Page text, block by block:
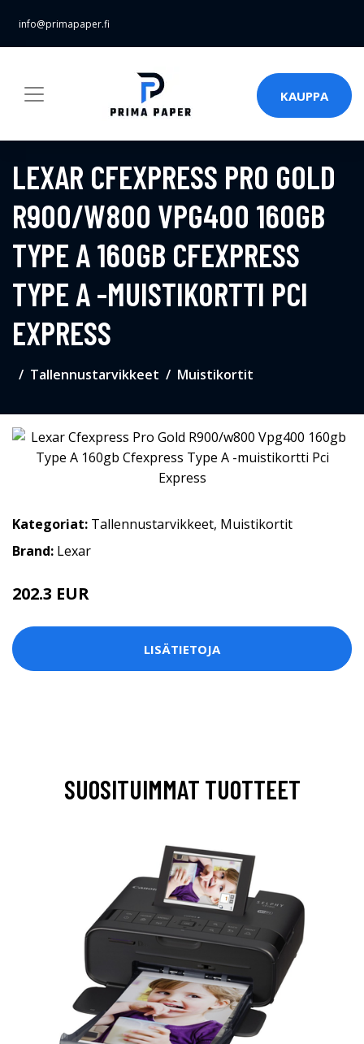
info@primapaper.fi
KAUPPA
LEXAR CFEXPRESS PRO GOLD
R900/W800 VPG400 160GB
TYPE A 160GB CFEXPRESS
TYPE A -MUISTIKORTTI PCI
EXPRESS
Tallennustarvikkeet Muistikortit
Kategoriat: Tallennustarvikkeet, Muistikortit
Brand: Lexar
202.3 EUR
LISÄTIETOJA
SUOSITUIMMAT TUOTTEET